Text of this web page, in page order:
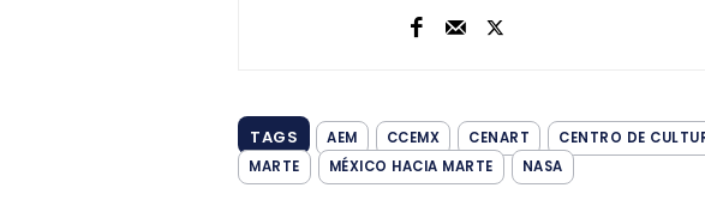
TAGS AEM CCEMX CENART CENTRO DE
MARTE
MÉXICO HACIA MARTE NASA